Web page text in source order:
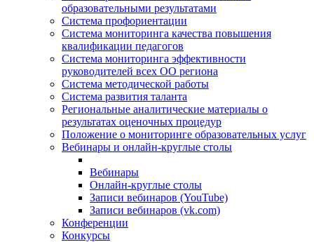
образовательными результатами
Система профориентации
Система мониторинга качества повышения
квалификации педагогов
Система мониторинга эффективности
руководителей всех ОО региона
Система методической работы
Система развития таланта
Региональные аналитические материалы о
результатах оценочных процедур
Положение о мониторинге образовательных услуг
Вебинары и онлайн-круглые столы
Вебинары
Онлайн-круглые столы
Записи вебинаров (YouTube)
Записи вебинаров (vk.com)
Конференции
Конкурсы